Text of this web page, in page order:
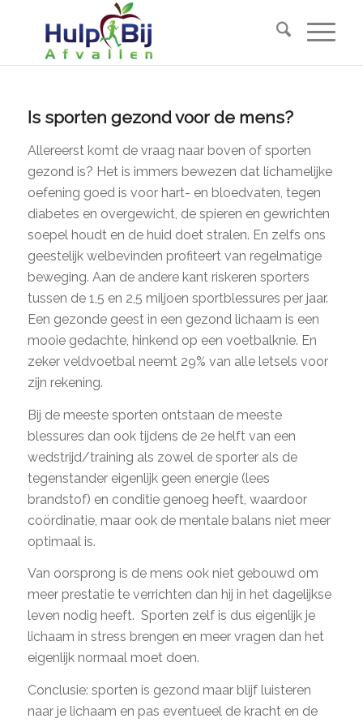
Is sporten gezond voor de mens?
Allereerst komt de vraag naar boven of sporten
gezond is? Het is immers bewezen dat lichamelijke
oefening goed is voor hart- en bloedvaten, tegen
diabetes en overgewicht, de spieren en gewrichten
soepel houdt en de huid doet stralen. En zelfs ons
geestelijk welbevinden profiteert van regelmatige
beweging. Aan de andere kant riskeren sporters
tussen de 1,5 en 2,5 miljoen sportblessures per jaar.
Een gezonde geest in een gezond lichaam is een
mooie gedachte, hinkend op een voetbalknie. En
zeker veldvoetbal neemt 29% van alle letsels voor
zijn rekening.
Bij de meeste sporten ontstaan de meeste
blessures dan ook tijdens de 2e helft van een
wedstrijd/training als zowel de sporter als de
tegenstander eigenlijk geen energie (lees
brandstof) en conditie genoeg heeft, waardoor
coördinatie, maar ook de mentale balans niet meer
optimaal is.
Van oorsprong is de mens ook niet gebouwd om
meer prestatie te verrichten dan hij in het dagelijkse
leven nodig heeft. Sporten zelf is dus eigenlijk je
lichaam in stress brengen en meer vragen dan het
eigenlijk normaal moet doen.
Conclusie: sporten is gezond maar blijf luisteren
naar je lichaam en pas eventueel de kracht en de